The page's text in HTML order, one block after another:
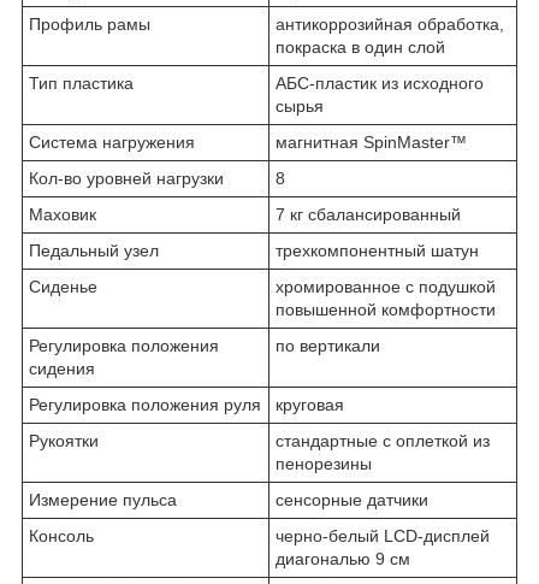
Профиль рамы
антикоррозийная обработка,
покраска в один слой
Тип пластика
АБС-пластик из исходного
сырья
Система нагружения
магнитная SpinMaster™
Кол-во уровней нагрузки
8
Маховик
7 кг сбалансированный
Педальный узел
трехкомпонентный шатун
Сиденье
хромированное с подушкой
повышенной комфортности
Регулировка положения
сидения
по вертикали
Регулировка положения руля
круговая
Рукоятки
стандартные с оплеткой из
пенорезины
Измерение пульса
сенсорные датчики
Консоль
черно-белый LCD-дисплей
диагональю 9 см